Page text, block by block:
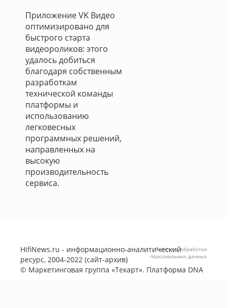
Приложение VK Видео
оптимизировано для
быстрого старта
видеороликов: этого
удалось добиться
благодаря собственным
разработкам
технической команды
платформы и
использованию
легковесных
программных решений,
направленных на
высокую
производительность
сервиса.
HifiNews.ru - информационно-аналитический
ресурс, 2004-2022 (сайт-архив)
© Маркетинговая группа «Текарт». Платформа DNA
Политика обработки
персональных данных